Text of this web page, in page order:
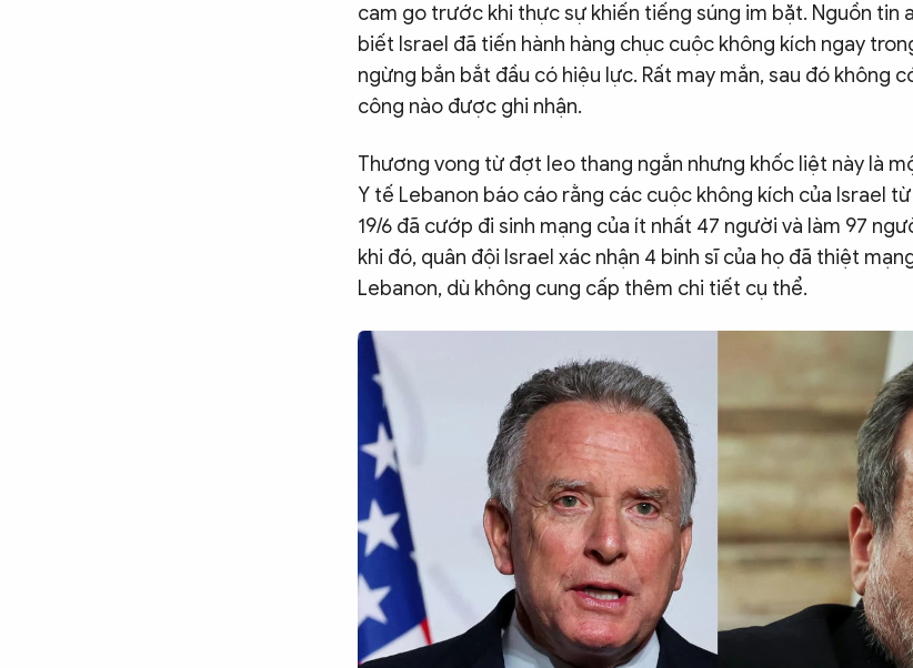
cam go trước khi thực sự khiến tiếng súng im bặt. Nguồn tin
biết Israel đã tiến hành hàng chục cuộc không kích ngay
ngừng bắn bắt đầu có hiệu lực. Rất may mắn, sau đó không
công nào được ghi nhận.
Thương vong từ đợt leo thang ngắn nhưng khốc liệt này là
Y tế Lebanon báo cáo rằng các cuộc không kích của Israel
19/6 đã cướp đi sinh mạng của ít nhất 47 người và làm 97
khi đó, quân đội Israel xác nhận 4 binh sĩ của họ đã thiệt
Lebanon, dù không cung cấp thêm chi tiết cụ thể.